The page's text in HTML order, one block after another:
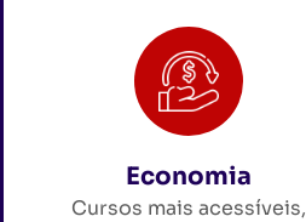
Economia
Cursos mais acessíveis,